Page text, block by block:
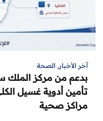
آخر الأخبار, الصحة
بدعم من مركز الملك
مراكز صحية